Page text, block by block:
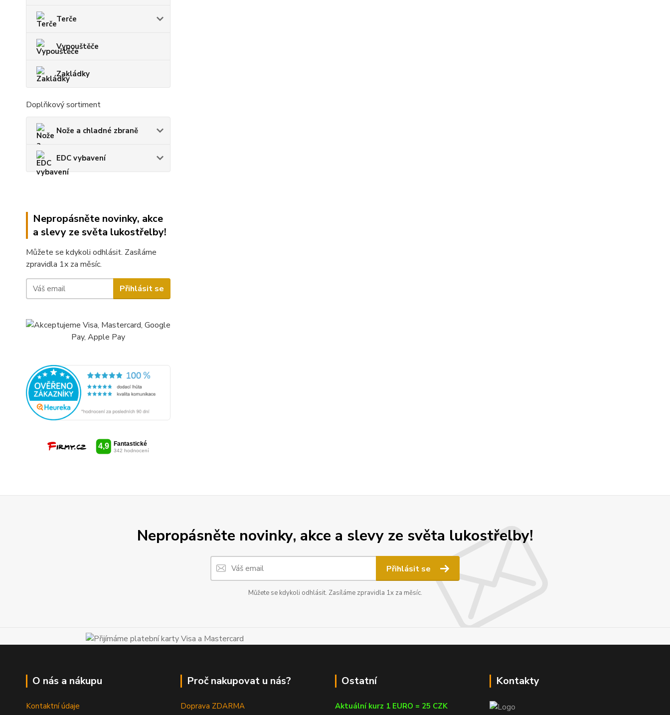
Terče
Vypouštěče
Zakládky
Doplňkový sortiment
Nože a chladné zbraně
EDC vybavení
Nepropásněte novinky, akce
a slevy ze světa lukostřelby!
Můžete se kdykoli odhlásit. Zasíláme
zpravidla 1x za měsíc.
Přihlásit se
Nepropásněte novinky, akce a slevy ze světa lukostřelby!
Přihlásit se
Můžete se kdykoli odhlásit. Zasíláme zpravidla 1x za měsíc.
O nás a nákupu
Kontaktní údaje
Proč nakupovat u nás?
Doprava ZDARMA
Ostatní
Aktuální kurz 1 EURO = 25 CZK
Kontakty